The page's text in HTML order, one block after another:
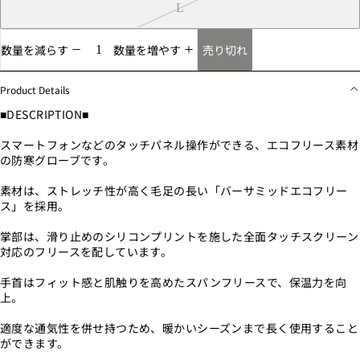
L
数量を減らす 数量を増やす 売り切れ
Product Details
■DESCRIPTION■
スマートフォンなどのタッチパネル操作ができる、エコフリース素材
の防寒グローブです。
素材は、ストレッチ性が高く毛足の長い「バーサミッドエコフリー
ス」を採用。
掌部は、滑り止めのシリコンプリントを施した全面タッチスクリーン
対応のフリースを配しています。
手首はフィット感と肌触りを高めたスパンフリースで、保温力を向
上。
適度な通気性を併せ持つため、暖かいシーズンまで長く使用すること
ができます。